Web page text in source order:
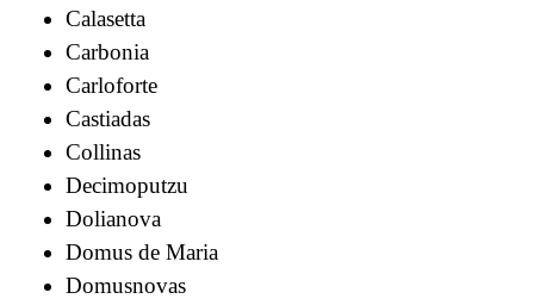
Calasetta
Carbonia
Carloforte
Castiadas
Collinas
Decimoputzu
Dolianova
Domus de Maria
Domusnovas